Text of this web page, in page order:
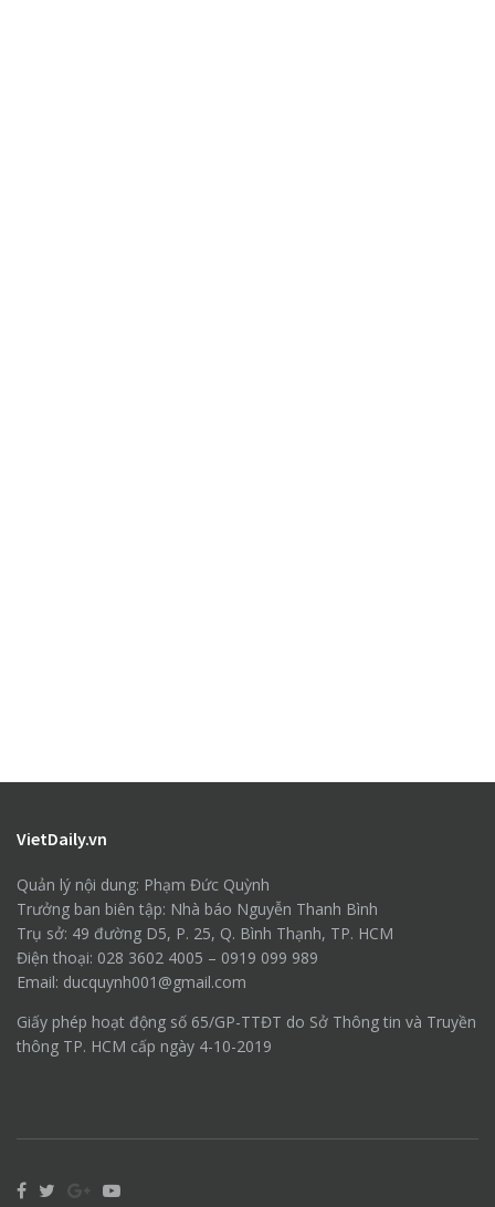
VietDaily.vn
Quản lý nội dung: Phạm Đức Quỳnh
Trưởng ban biên tập: Nhà báo Nguyễn Thanh Bình
Trụ sở: 49 đường D5, P. 25, Q. Bình Thạnh, TP. HCM
Điện thoại: 028 3602 4005 – 0919 099 989
Email: ducquynh001@gmail.com
Giấy phép hoạt động số 65/GP-TTĐT do Sở Thông tin và Truyền
thông TP. HCM cấp ngày 4-10-2019